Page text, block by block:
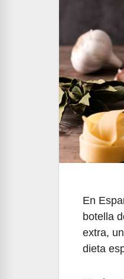
En
botella
extra,
dieta